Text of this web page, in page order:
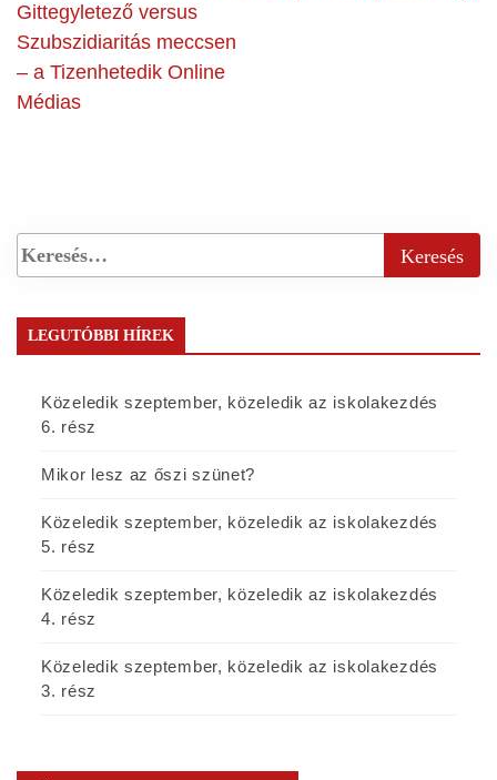
Gittegyletező versus
Szubszidiaritás meccsen
– a Tizenhetedik Online
Médias
LEGUTÓBBI HÍREK
Közeledik szeptember, közeledik az iskolakezdés
6. rész
Mikor lesz az őszi szünet?
Közeledik szeptember, közeledik az iskolakezdés
5. rész
Közeledik szeptember, közeledik az iskolakezdés
4. rész
Közeledik szeptember, közeledik az iskolakezdés
3. rész